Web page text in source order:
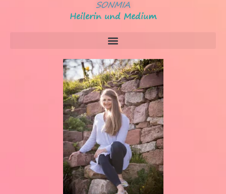
SONMIA
Heilerin und Medium